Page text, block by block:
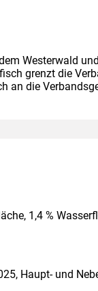
Westerwald
grenzt die
die
1,4 %
Haupt- und